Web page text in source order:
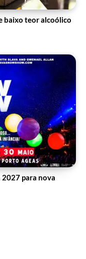
baixo teor alcoólico
2027 para nova